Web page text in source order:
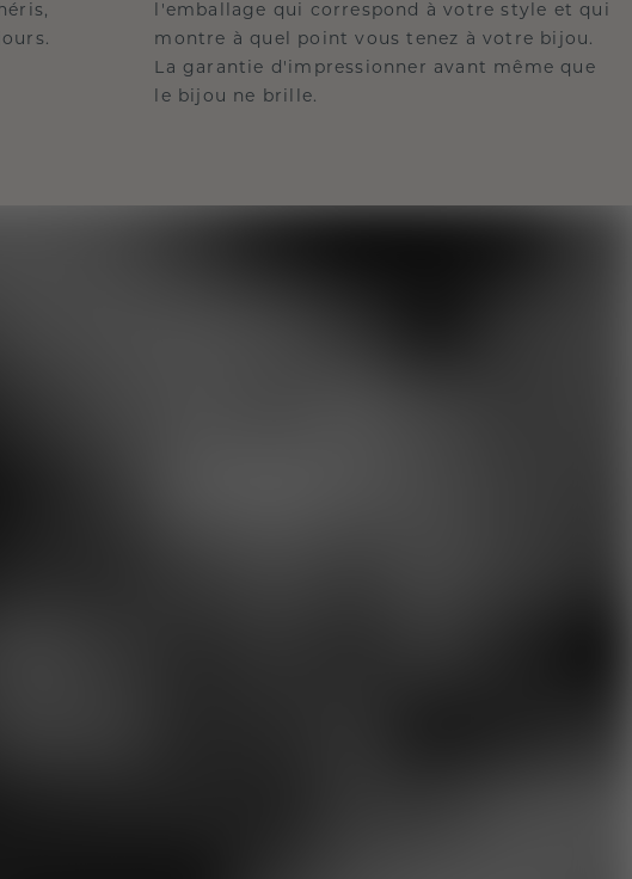
l'emballage qui correspond à votre style et qui
montre à quel point vous tenez à votre bijou.
La garantie d'impressionner avant même que
le bijou ne brille.